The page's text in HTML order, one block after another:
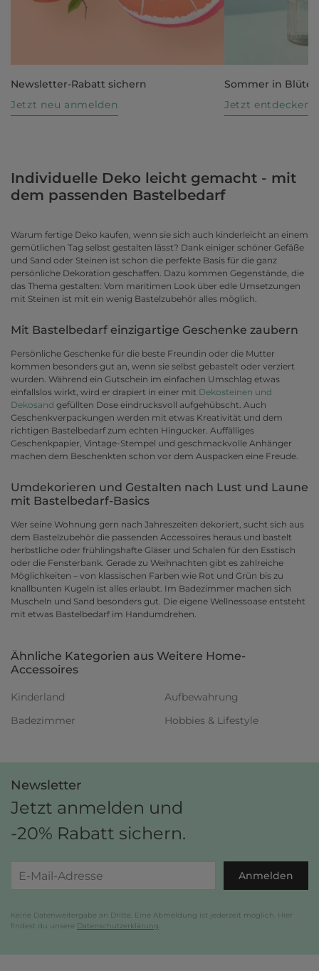
Newsletter-Rabatt sichern
Jetzt neu anmelden
Sommer in Blüte
Jetzt entdecken
Individuelle Deko leicht gemacht - mit
dem passenden Bastelbedarf
Warum fertige Deko kaufen, wenn sie sich auch kinderleicht an einem
gemütlichen Tag selbst gestalten lässt? Dank einiger schöner Gefäße
und Sand oder Steinen ist schon die perfekte Basis für die ganz
persönliche Dekoration geschaffen. Dazu kommen Gegenstände, die
das Thema gestalten: Vom maritimen Look über edle Umsetzungen
mit Steinen ist mit ein wenig Bastelzubehör alles möglich.
Mit Bastelbedarf einzigartige Geschenke zaubern
Persönliche Geschenke für die beste Freundin oder die Mutter
kommen besonders gut an, wenn sie selbst gebastelt oder verziert
wurden. Während ein Gutschein im einfachen Umschlag etwas
einfallslos wirkt, wird er drapiert in einer mit Dekosteinen und
Dekosand gefüllten Dose eindrucksvoll aufgehübscht. Auch
Geschenkverpackungen werden mit etwas Kreativität und dem
richtigen Bastelbedarf zum echten Hingucker. Auffälliges
Geschenkpapier, Vintage-Stempel und geschmackvolle Anhänger
machen dem Beschenkten schon vor dem Auspacken eine Freude.
Umdekorieren und Gestalten nach Lust und Laune
mit Bastelbedarf-Basics
Wer seine Wohnung gern nach Jahreszeiten dekoriert, sucht sich aus
dem Bastelzubehör die passenden Accessoires heraus und bastelt
herbstliche oder frühlingshafte Gläser und Schalen für den Esstisch
oder die Fensterbank. Gerade zu Weihnachten gibt es zahlreiche
Möglichkeiten – von klassischen Farben wie Rot und Grün bis zu
knallbunten Kugeln ist alles erlaubt. Im Badezimmer machen sich
Muscheln und Sand besonders gut. Die eigene Wellnessoase entsteht
mit etwas Bastelbedarf im Handumdrehen.
Ähnliche Kategorien aus Weitere Home-
Accessoires
Kinderland
Aufbewahrung
Badezimmer
Hobbies & Lifestyle
Newsletter
Jetzt anmelden und
-20% Rabatt sichern.
Anmelden
Keine Datenweitergabe an Dritte. Eine Abmeldung ist jederzeit möglich. Hier
findest du unsere Datenschutzerklärung